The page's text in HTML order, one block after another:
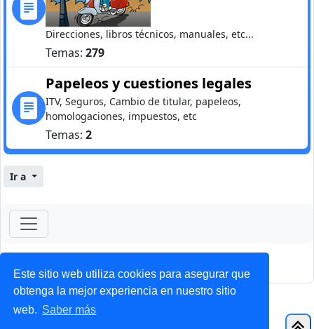
Este sitio web utiliza cookies para asegurar que
obtenga la mejor experiencia en nuestro sitio
web. Saber más
Direcciones, libros técnicos, manuales, etc...
Temas: 279
Papeleos y cuestiones legales
ITV, Seguros, Cambio de titular, papeleos,
homologaciones, impuestos, etc
Temas: 2
Ir a
ForoClub 2025
Privacidad| Condiciones